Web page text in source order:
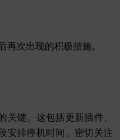
次出现的积极措施。
关键。这包括更新插件、
安排停机时间。密切关注